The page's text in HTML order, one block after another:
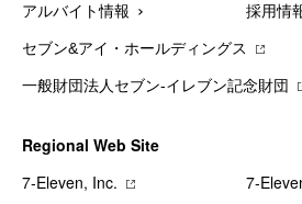
アルバイト情報 採用情
セブン&アイ・ホールディングス
一般財団法人セブン-イレブン記念財団
Regional Web Site
7‐Eleven, Inc.